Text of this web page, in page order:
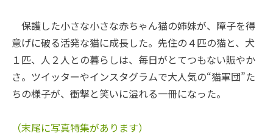
保護した小さな小さな赤ちゃん猫の姉妹が、障子を得
意げに破る活発な猫に成長した。先住の４匹の猫と、犬
１匹、人２人との暮らしは、毎日がとてつもない賑やか
さ。ツイッターやインスタグラムで大人気の“猫軍団”た
ちの様子が、衝撃と笑いに溢れる一冊になった。
（末尾に写真特集があります）